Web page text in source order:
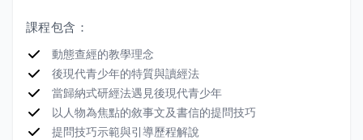
課程包含：
動態查經的教學理念
後現代青少年的特質與讀經法
當歸納式研經法遇見後現代青少年
以人物為焦點的敘事文及書信的提問技巧
提問技巧示範與引導歷程解說